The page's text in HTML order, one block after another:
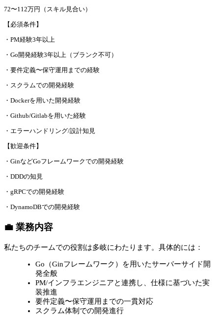
72〜112万円（スキル見合い）
【必須条件】
・PM経験3年以上
・Go開発経験3年以上（ブランク不可）
・要件定義〜保守運用までの経験
・スクラムでの開発経験
・Dockerを用いた開発経験
・Github/Gitlabを用いた経験
・エラーハンドリング/設計知見
【歓迎条件】
・GinなどGoフレームワークでの開発経験
・DDDの知見
・gRPCでの開発経験
・DynamoDBでの開発経験
💼 業務内容
私たちのチームでの役割は多岐にわたります。具体的には：
Go（Ginフレームワーク）を用いたサーバーサイド開
発全般
PM/インフラエンジニアと連携し、仕様に基づいた実
装推進
要件定義〜保守運用までの一貫対応
スクラム体制での開発進行